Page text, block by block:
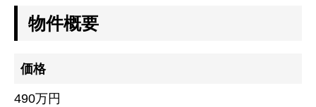
物件概要
価格
490万円